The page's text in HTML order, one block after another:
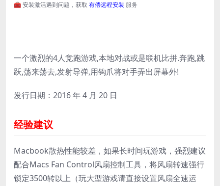
🧰 安装激活遇到问题，获取 有偿远程安装 服务
一个激烈的4人竞跑游戏,本地对战或是联机比拼.奔跑,跳
跃,荡来荡去,发射导弹,用钩爪将对手弄出屏幕外!
发行日期：2016 年 4 月 20 日
经验建议
Macbook散热性能较差，如果长时间玩游戏，强烈建议
配合Macs Fan Control风扇控制工具，将风扇转速强行
锁定3500转以上（玩大型游戏请直接设置风扇全速运